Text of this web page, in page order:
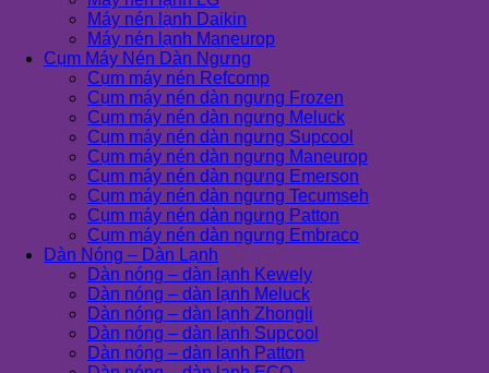
Máy nén lạnh Daikin
Máy nén lạnh Maneurop
Cụm Máy Nén Dàn Ngưng
Cụm máy nén Refcomp
Cụm máy nén dàn ngưng Frozen
Cụm máy nén dàn ngưng Meluck
Cụm máy nén dàn ngưng Supcool
Cụm máy nén dàn ngưng Maneurop
Cụm máy nén dàn ngưng Emerson
Cụm máy nén dàn ngưng Tecumseh
Cụm máy nén dàn ngưng Patton
Cụm máy nén dàn ngưng Embraco
Dàn Nóng – Dàn Lạnh
Dàn nóng – dàn lạnh Kewely
Dàn nóng – dàn lạnh Meluck
Dàn nóng – dàn lạnh Zhongli
Dàn nóng – dàn lạnh Supcool
Dàn nóng – dàn lạnh Patton